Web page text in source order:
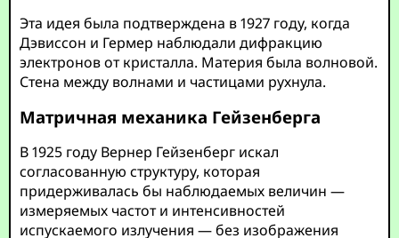
Эта идея была подтверждена в 1927 году, когда
Дэвиссон и Гермер наблюдали дифракцию
электронов от кристалла. Материя была волновой.
Стена между волнами и частицами рухнула.
Матричная механика Гейзенберга
В 1925 году Вернер Гейзенберг искал
согласованную структуру, которая
придерживалась бы наблюдаемых величин —
измеряемых частот и интенсивностей
испускаемого излучения — без изображения